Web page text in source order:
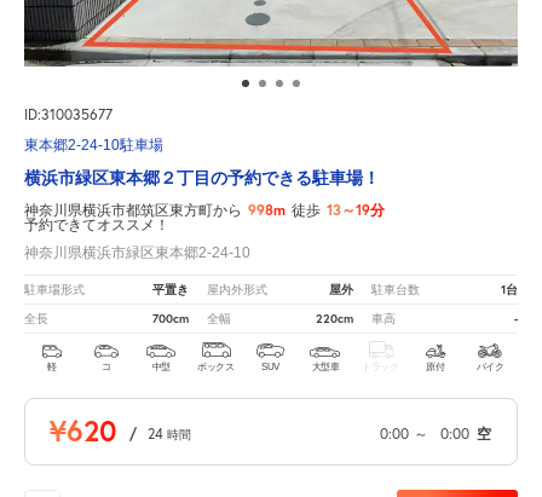
ID:310035677
東本郷2-24-10駐車場
横浜市緑区東本郷２丁目の予約できる駐車場！
神奈川県横浜市都筑区東方町から 998m 徒歩 13～19分
予約できてオススメ！
神奈川県横浜市緑区東本郷2-24-10
駐車場形式 平置き 屋内外形式 屋外 駐車台数 1台
全長 700cm 全幅 220cm 車高 -
軽 コ 中型 ボックス SUV 大型車 トラック 原付 バイク
¥620 / 24 時間 0:00 ～ 0:00 空